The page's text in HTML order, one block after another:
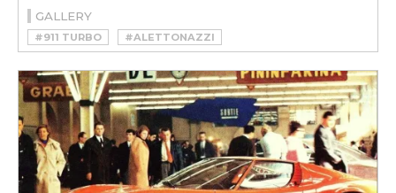
GALLERY
#911 TURBO
#ALETTONAZZI
#ALETTONAZZIWEEKVELOCE
#ALETTONE
#BERTONE
#BERTONE PANTHER
#BMW M3
#COSWORTH
#DODGE CHARGER
#FERRARI
#FERRARI F40
#FERRARI F50
#FERRARI GTO EVOLUZIONE
#FORD
#GTO
#HOTHATCH #JDM
#M3 E30
#MANSOUR OJJEH
#MUSCLE CAR